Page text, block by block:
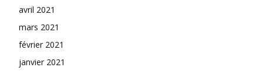
avril 2021
mars 2021
février 2021
janvier 2021